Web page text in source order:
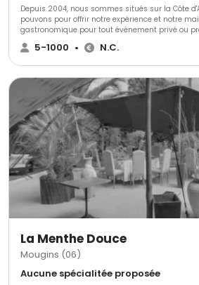
Depuis 2004, nous sommes situés sur la Côte
pouvons pour offrir notre expérience et notre
gastronomique pour tout événement privé ou
notre équipe sont à votre disposition pour
de la Méditerranée avec nos produits saisonniers
5-1000 • N.C.
La Menthe Douce
Mougins (06)
Aucune spécialitée proposée